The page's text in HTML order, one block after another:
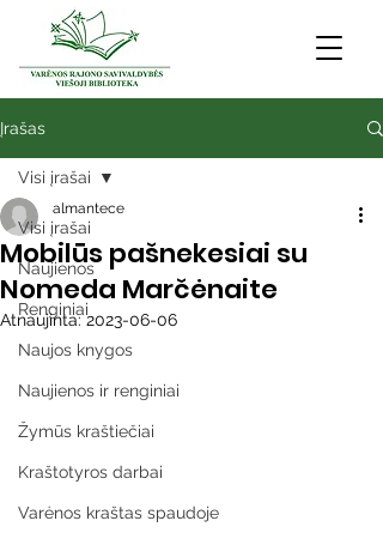
Įrašas
Visi įrašai
Naujienos
Renginiai
Naujos knygos
Naujienos ir renginiai
Žymūs kraštiečiai
Kraštotyros darbai
Varėnos kraštas spaudoje
Visi įrašai
Mobilūs pašnekesiai su
Nomeda Marčėnaite
almantece
Atnaujinta:2023-06-06